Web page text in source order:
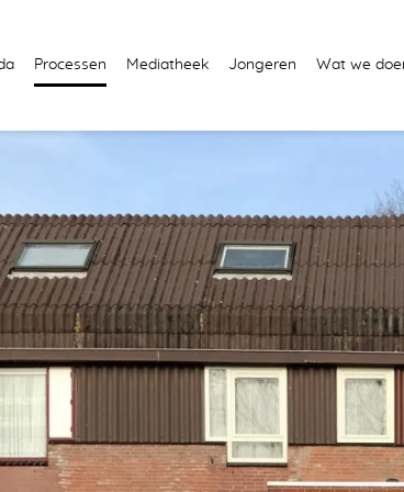
Processen Mediatheek Jongeren Wat we